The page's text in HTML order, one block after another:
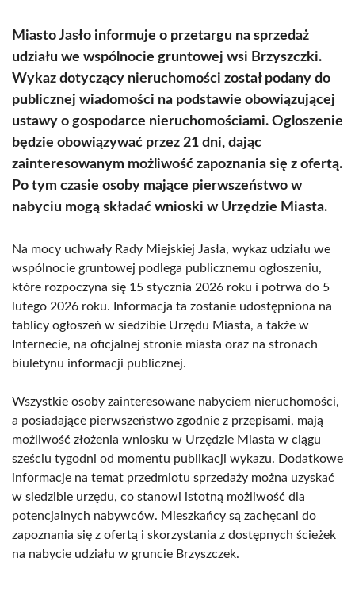
Miasto Jasło informuje o przetargu na sprzedaż
udziału we wspólnocie gruntowej wsi Brzyszczki.
Wykaz dotyczący nieruchomości został podany do
publicznej wiadomości na podstawie obowiązującej
ustawy o gospodarce nieruchomościami. Ogloszenie
będzie obowiązywać przez 21 dni, dając
zainteresowanym możliwość zapoznania się z ofertą.
Po tym czasie osoby mające pierwszeństwo w
nabyciu mogą składać wnioski w Urzędzie Miasta.
Na mocy uchwały Rady Miejskiej Jasła, wykaz udziału we
wspólnocie gruntowej podlega publicznemu ogłoszeniu,
które rozpoczyna się 15 stycznia 2026 roku i potrwa do 5
lutego 2026 roku. Informacja ta zostanie udostępniona na
tablicy ogłoszeń w siedzibie Urzędu Miasta, a także w
Internecie, na oficjalnej stronie miasta oraz na stronach
biuletynu informacji publicznej.
Wszystkie osoby zainteresowane nabyciem nieruchomości,
a posiadające pierwszeństwo zgodnie z przepisami, mają
możliwość złożenia wniosku w Urzędzie Miasta w ciągu
sześciu tygodni od momentu publikacji wykazu. Dodatkowe
informacje na temat przedmiotu sprzedaży można uzyskać
w siedzibie urzędu, co stanowi istotną możliwość dla
potencjalnych nabywców. Mieszkańcy są zachęcani do
zapoznania się z ofertą i skorzystania z dostępnych ścieżek
na nabycie udziału w gruncie Brzyszczek.